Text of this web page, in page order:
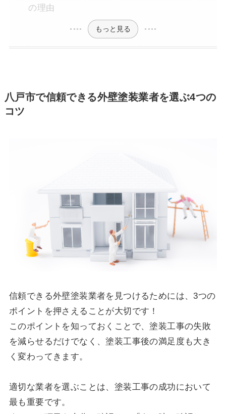
の理由
もっと見る
八戸市で信頼できる外壁塗装業者を選ぶ4つの
コツ
信頼できる外壁塗装業者を見つけるためには、3つの
ポイントを押さえることが大切です！
このポイントを知っておくことで、塗装工事の失敗
を減らせるだけでなく、塗装工事後の満足度も大き
く変わってきます。
適切な業者を選ぶことは、塗装工事の成功において
最も重要です。